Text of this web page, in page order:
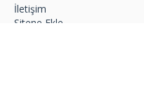
İletişim
Sitene Ekle